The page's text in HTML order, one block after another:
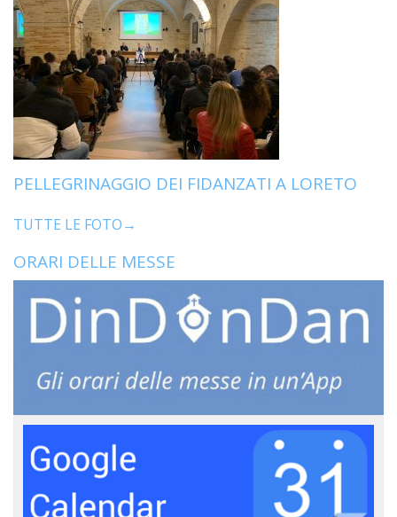
PELLEGRINAGGIO DEI FIDANZATI A LORETO
TUTTE LE FOTO→
ORARI DELLE MESSE